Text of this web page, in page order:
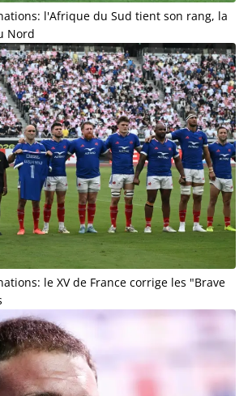
l'Afrique du Sud tient son rang, la
Nord
le XV de France corrige les "Brave